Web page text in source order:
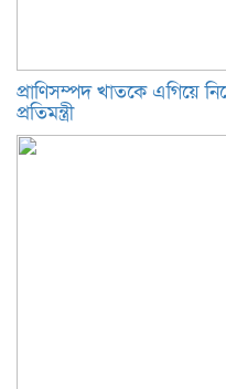
প্রাণিসম্পদ খাতকে এগিয়ে
প্রতিমন্ত্রী